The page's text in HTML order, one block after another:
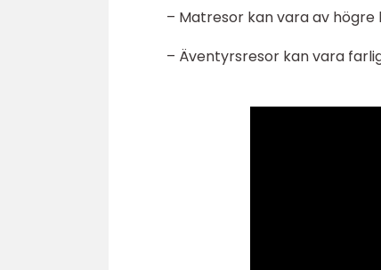
– Matresor kan vara av
– Äventyrsresor kan vara